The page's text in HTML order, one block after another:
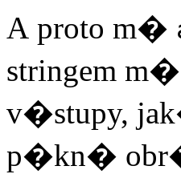
A proto m�
stringem
v�stupy,
p�kn�